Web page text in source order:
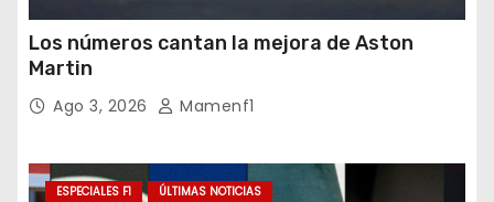
Los números cantan la mejora de Aston
Martin
Ago 3, 2026 Mamenf1
ESPECIALES F1 ÚLTIMAS NOTICIAS